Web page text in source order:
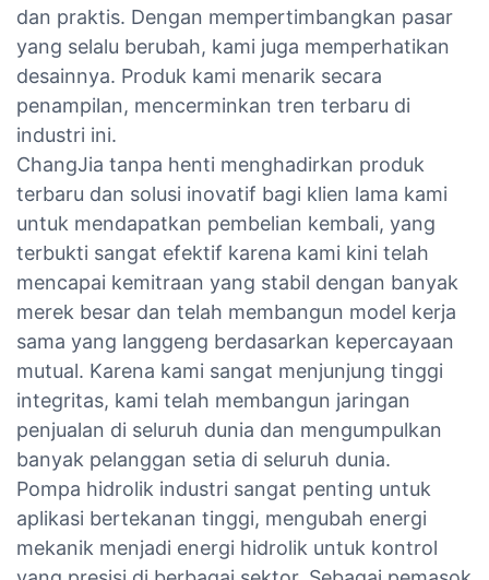
dan praktis. Dengan mempertimbangkan pasar
yang selalu berubah, kami juga memperhatikan
desainnya. Produk kami menarik secara
penampilan, mencerminkan tren terbaru di
industri ini.
ChangJia tanpa henti menghadirkan produk
terbaru dan solusi inovatif bagi klien lama kami
untuk mendapatkan pembelian kembali, yang
terbukti sangat efektif karena kami kini telah
mencapai kemitraan yang stabil dengan banyak
merek besar dan telah membangun model kerja
sama yang langgeng berdasarkan kepercayaan
mutual. Karena kami sangat menjunjung tinggi
integritas, kami telah membangun jaringan
penjualan di seluruh dunia dan mengumpulkan
banyak pelanggan setia di seluruh dunia.
Pompa hidrolik industri sangat penting untuk
aplikasi bertekanan tinggi, mengubah energi
mekanik menjadi energi hidrolik untuk kontrol